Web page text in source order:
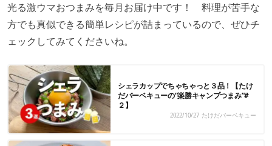
光る激ウマおつまみを毎月お届け中です！ 料理が苦手な
方でも真似できる簡単レシピが詰まっているので、ぜひチ
ェックしてみてくださいね。
シェラカップでちゃちゃっと３品！【たけ
だバーベキューの“楽勝キャンプつまみ”#
２】
2022/10/27 たけだバーベキュー